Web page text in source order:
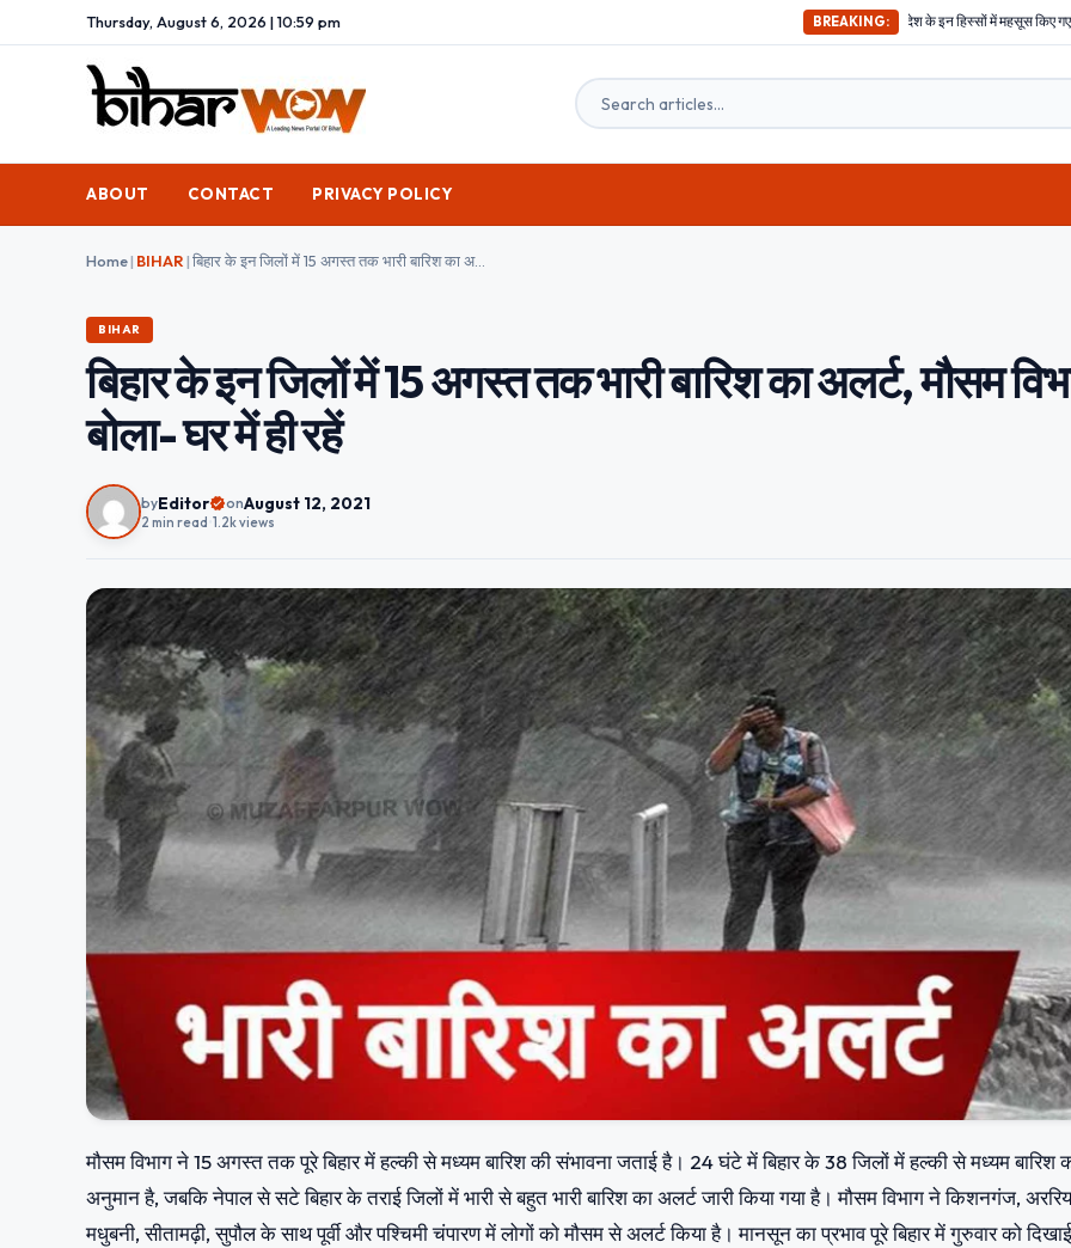
Thursday, August 6, 2026 | 10:59 pm BREAKING:
अभी-अभी ; दिल्ली समेत देश के इन हिस्सों में महसूस किए गए भूकंप के तगड़े झटके, दहशत में घरों
ABOUT CONTACT PRIVACY POLICY
Home| BIHAR| बिहार के इन जिलों में 15 अगस्त तक भारी बारिश का अलर्ट, मौसम विभाग बोला- घर में ही रहें
BIHAR
बिहार के इन जिलों में 15 अगस्त तक भारी बारिश का अलर्ट, मौसम
बोला- घर में ही रहें
byEditor onAugust 12, 2021
2 min read 1.2k views
मौसम विभाग ने 15 अगस्त तक पूरे बिहार में हल्की से मध्यम बारिश की संभावना जताई है। 24 घंटे में बिहार के 38 जिलों में हल्की से मध्यम बारिश
अनुमान है, जबकि नेपाल से सटे बिहार के तराई जिलों में भारी से बहुत भारी बारिश का अलर्ट जारी किया गया है। मौसम विभाग ने किशनगंज,
मधुबनी, सीतामढ़ी, सुपौल के साथ पूर्वी और पश्चिमी चंपारण में लोगों को मौसम से अलर्ट किया है। मानसून का प्रभाव पूरे बिहार में गुरुवार को दिखाई